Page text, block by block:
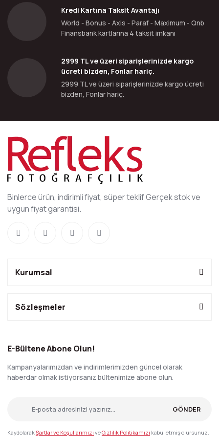
Kredi Kartına Taksit Avantajı
World - Bonus - Axis - Paraf - Maximum - Qnb
Finansbank kartlarına 4 taksit imkanı
2999 TL ve üzeri siparişlerinizde kargo
ücreti bizden, Fonlar hariç.
2999 TL ve üzeri siparişlerinizde kargo ücreti
bizden, Fonlar hariç.
Binlerce ürün, indirimli fiyat, süper teklif Gerçek stok ve
uygun fiyat garantisi.
Kurumsal
Sözleşmeler
E-Bültene Abone Olun!
Kampanyalarımızdan ve indirimlerimizden güncel olarak
haberdar olmak istiyorsanız bültenimize abone olun.
GÖNDER
KaydolarakŞartlar ve Koşullarımızı veGizlilik Politikamızı kabul etmiş olursunuz.